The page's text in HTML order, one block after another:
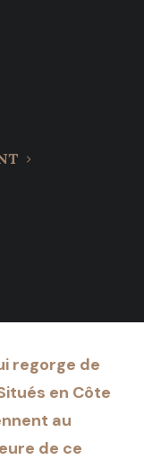
regorge de
en Côte
au
de ce